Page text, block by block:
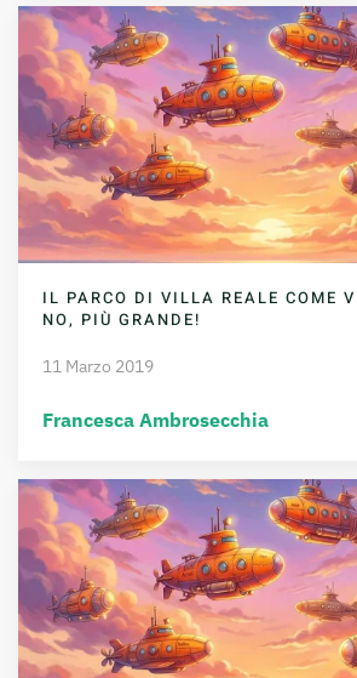
IL PARCO DI VILLA REALE COME
NO, PIÙ GRANDE!
11 Marzo 2019
Francesca Ambrosecchia